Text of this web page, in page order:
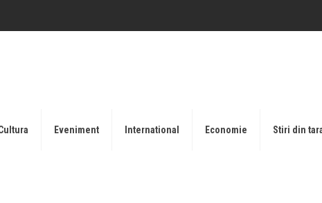
Eveniment International Economie Stiri din